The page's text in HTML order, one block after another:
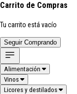
Carrito de Compras
Tu carrito está vacío
Seguir Comprando
Alimentación
Vinos
Licores y destilados